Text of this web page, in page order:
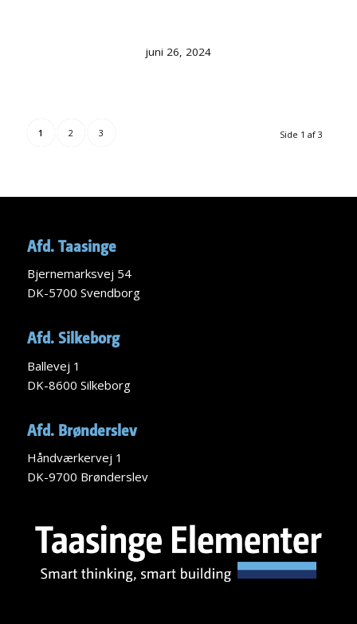
juni 26, 2024
Side 1 af 3
1 2 3
Afd. Taasinge
Bjernemarksvej 54
DK-5700 Svendborg
Afd. Silkeborg
Ballevej 1
DK-8600 Silkeborg
Afd. Brønderslev
Håndværkervej 1
DK-9700 Brønderslev